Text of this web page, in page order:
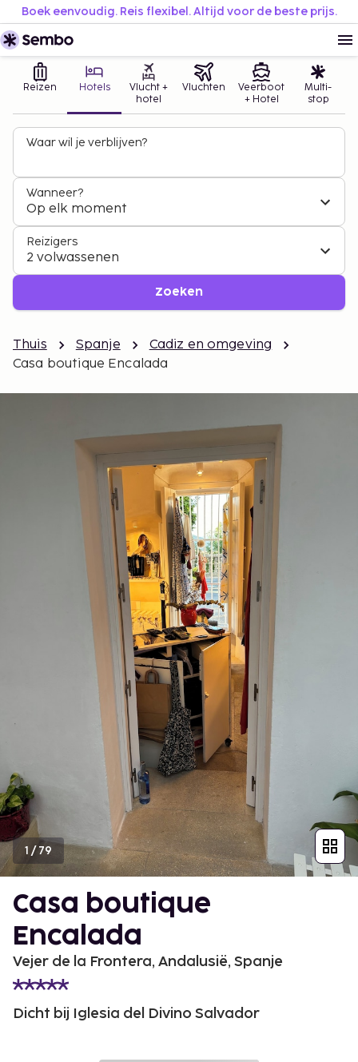
Boek eenvoudig. Reis flexibel. Altijd voor de beste prijs.
Reizen Hotels
Vlucht +
hotel
Vluchten
Veerboot
+ Hotel
Multi-
stop
Waar wil je verblijven?
Wanneer?
Op elk moment
Reizigers
2 volwassenen
Zoeken
Thuis Spanje
Cadiz en omgeving
Casa boutique Encalada
1 /79
Casa boutique
Encalada
Vejer de la Frontera, Andalusië, Spanje
Dicht bij Iglesia del Divino Salvador